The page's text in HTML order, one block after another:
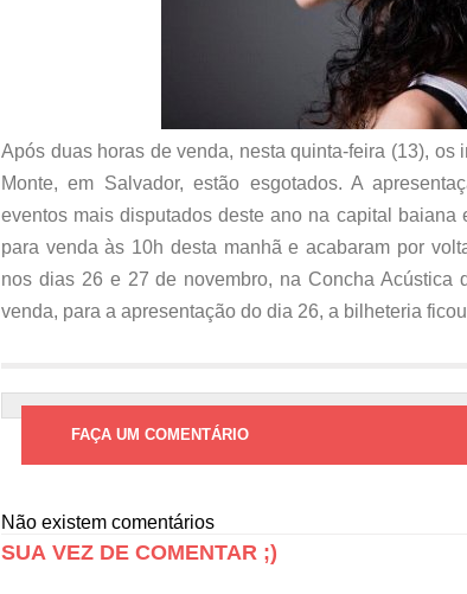
Após duas horas de venda, nesta quinta-feira (13), os
Monte, em Salvador, estão esgotados. A
eventos mais disputados deste ano na capital
para venda às 10h desta manhã e acabaram por
nos dias 26 e 27 de novembro, na Concha Acústica
venda, para a apresentação do dia 26, a bilheteria
FAÇA UM COMENTÁRIO
Não existem comentários
SUA VEZ DE COMENTAR ;)